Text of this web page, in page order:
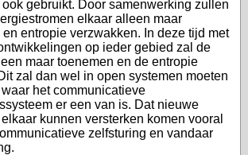
gebruikt. Door samenwerking zullen
elkaar alleen maar
en entropie verzwakken. In deze tijd met
op ieder gebied zal de
maar toenemen en de entropie
zal dan wel in open systemen moeten
het communicatieve
er een van is. Dat nieuwe
kunnen versterken komen vooral
zelfsturing en vandaar